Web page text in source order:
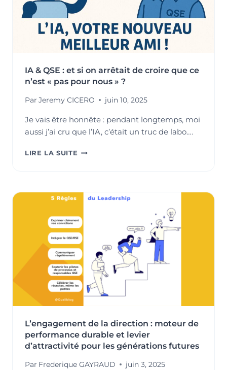
IA & QSE : et si on arrêtait de croire que ce
n’est « pas pour nous » ?
Par Jeremy CICERO juin 10, 2025
Je vais être honnête : pendant longtemps, moi
aussi j’ai cru que l’IA, c’était un truc de labo….
LIRE LA SUITE IA
ET
ARRÊTAIT
DE
CROIRE
QUE
CE
N’EST
« PAS
POUR
L’engagement de la direction : moteur de
performance durable et levier
d’attractivité pour les générations futures
Par Frederique GAYRAUD juin 3, 2025